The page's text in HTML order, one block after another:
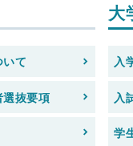
て
選抜要項
大
入
入
学